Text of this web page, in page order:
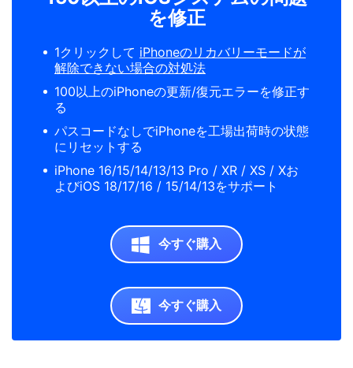
を修正
1クリックして iPhoneのリカバリーモードが
解除できない場合の対処法
100以上のiPhoneの更新/復元エラーを修正す
る
パスコードなしでiPhoneを工場出荷時の状態
にリセットする
iPhone 16/15/14/13/13 Pro / XR / XS / Xお
よびiOS 18/17/16 / 15/14/13をサポート
今すぐ購入
今すぐ購入